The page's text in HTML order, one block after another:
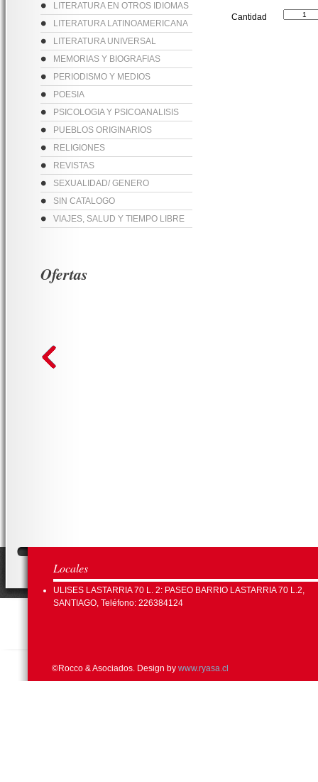
LITERATURA EN OTROS IDIOMAS
LITERATURA LATINOAMERICANA
LITERATURA UNIVERSAL
MEMORIAS Y BIOGRAFIAS
PERIODISMO Y MEDIOS
POESIA
PSICOLOGIA Y PSICOANALISIS
PUEBLOS ORIGINARIOS
RELIGIONES
REVISTAS
SEXUALIDAD/ GENERO
SIN CATALOGO
VIAJES, SALUD Y TIEMPO LIBRE
Cantidad
Ofertas
Locales
ULISES LASTARRIA 70 L. 2: PASEO BARRIO LASTARRIA 70 L.2,
SANTIAGO, Teléfono: 226384124
©Rocco & Asociados. Design by www.ryasa.cl